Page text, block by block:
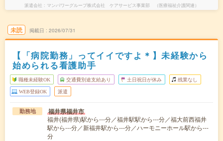
派遣会社 マンパワーグループ株式会社 ケアサービス事業部 （医療福祉介護関連）
未読 掲載日 2026/07/31
【「病院勤務」ってイイですよ＊】未経験から
始められる看護助手
職種未経験OK 交通費別途支給あり 土日祝日が休み 残業なし
WEB登録OK 派遣
勤務地 福井県福井市
福井(福井県)駅から---分／福井駅駅から---分／福大前西福井
駅から---分／新福井駅から---分／ハーモニーホール駅から---
分